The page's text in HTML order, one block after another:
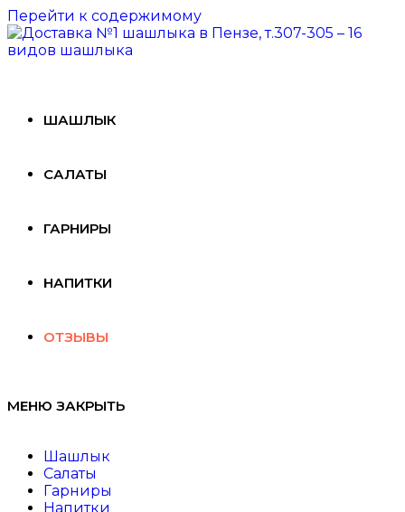
Перейти к содержимому
ШАШЛЫК
САЛАТЫ
ГАРНИРЫ
НАПИТКИ
ОТЗЫВЫ
МЕНЮ ЗАКРЫТЬ
Шашлык
Салаты
Гарниры
Напитки